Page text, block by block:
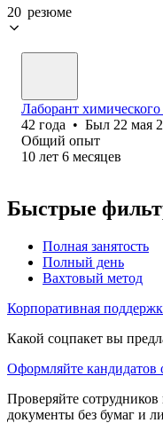
20 резюме
Лаборант химического
42 года • Был 22 мая
Общий опыт
10 лет 6 месяцев
Быстрые
Полная занятость
Полный день
Вахтовый метод
Корпоративная
Какой соцпакет вы
Оформляйте кандидатов
Проверяйте
документы без бумаг и